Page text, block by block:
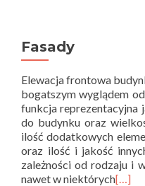
Fasady
Elewacja frontowa
bogatszym wyglądem
funkcja reprezentacyjna
do budynku oraz
ilość dodatkowych
oraz ilość i jakość
zależności od rodzaju i
nawet w niektórych[…]